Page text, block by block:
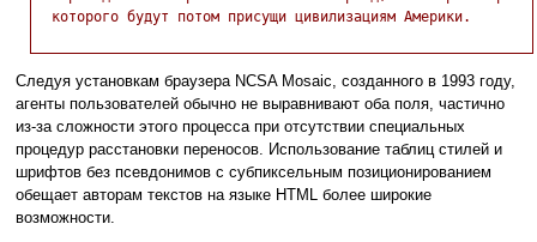
  которого будут потом присущи цивилизациям Америки.
Следуя установкам браузера NCSA Mosaic, созданного в 1993 году,
агенты пользователей обычно не выравнивают оба поля, частично
из-за сложности этого процесса при отсутствии специальных
процедур расстановки переносов. Использование таблиц стилей и
шрифтов без псевдонимов с субпиксельным позиционированием
обещает авторам текстов на языке HTML более широкие
возможности.